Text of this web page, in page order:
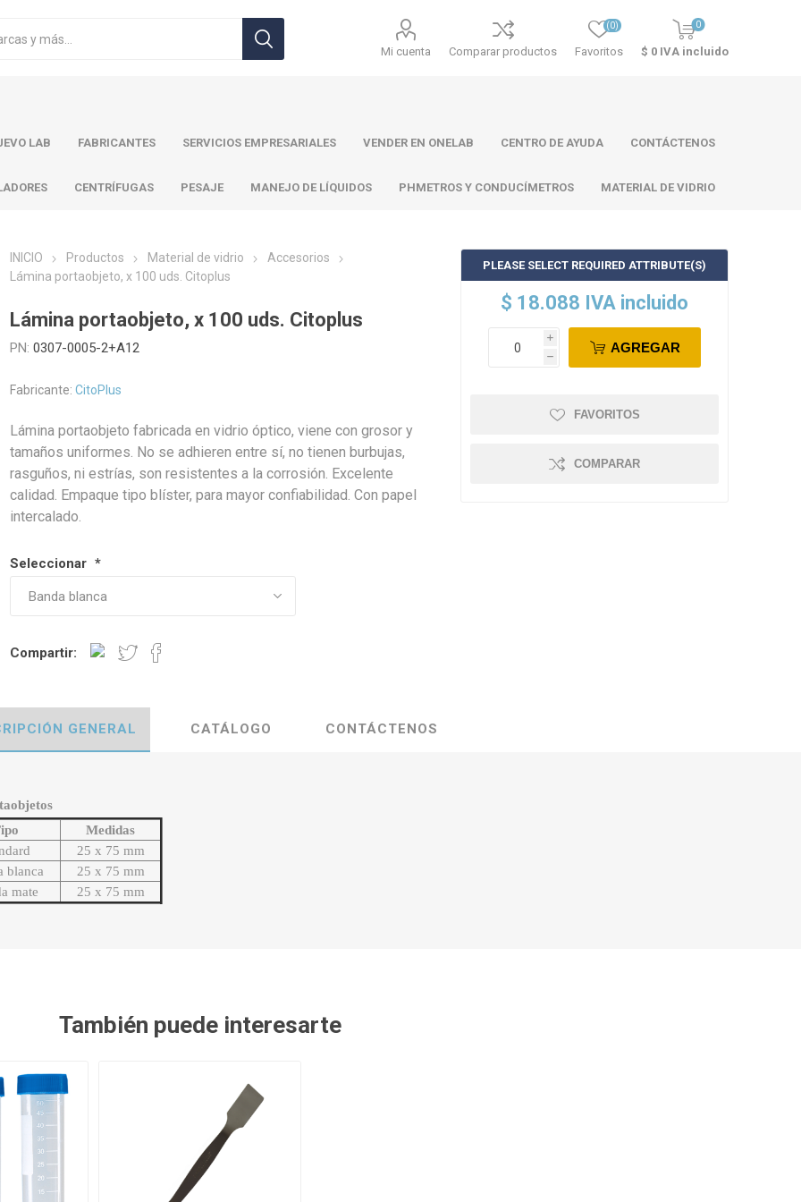
Mi cuenta Comparar productos Favoritos
(0) 0
$ 0 IVA incluido
LAB FABRICANTES
Atago
Thermo
Scientific
SERVICIOS EMPRESARIALES VENDER EN ONELAB CENTRO DE AYUDA CONTÁCTENOS
CENTRÍFUGAS PESAJE MANEJO DE LÍQUIDOS PHMETROS Y CONDUCÍMETROS MATERIAL DE VIDRIO
INICIO Productos Material de vidrio
Accesorios
Lámina portaobjeto, x 100 uds. Citoplus
Lámina portaobjeto, x 100 uds. Citoplus
PN: 0307-0005-2+A12
Fabricante: CitoPlus
Lámina portaobjeto fabricada en vidrio óptico, viene con grosor y
tamaños uniformes. No se adhieren entre sí, no tienen burbujas,
rasguños, ni estrías, son resistentes a la corrosión. Excelente
calidad. Empaque tipo blíster, para mayor confiabilidad. Con papel
intercalado.
Seleccionar *
Compartir:
PLEASE SELECT REQUIRED ATTRIBUTE(S)
$ 18.088 IVA incluido
i
h
AGREGAR
FAVORITOS
COMPARAR
GENERAL CATÁLOGO CONTÁCTENOS
Medidas
25 x 75 mm
blanca
25 x 75 mm
mate
25 x 75 mm
También puede interesarte